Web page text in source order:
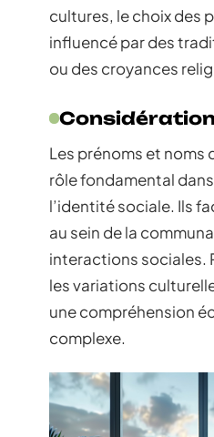
cultures, le choix des
influencé par des
ou des croyances
Les prénoms et noms
rôle fondamental
l’identité sociale. Ils
au sein de la
interactions sociales.
les variations
une compréhension
complexe.